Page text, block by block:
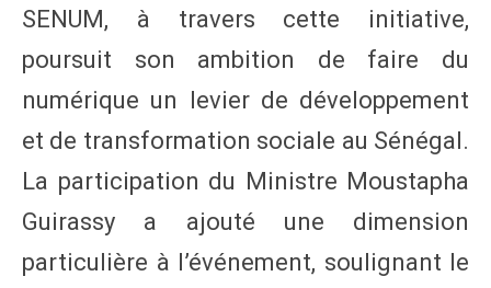
SENUM, à travers cette initiative,
poursuit son ambition de faire du
numérique un levier de développement
et de transformation sociale au Sénégal.
La participation du Ministre Moustapha
Guirassy a ajouté une dimension
particulière à l’événement, soulignant le